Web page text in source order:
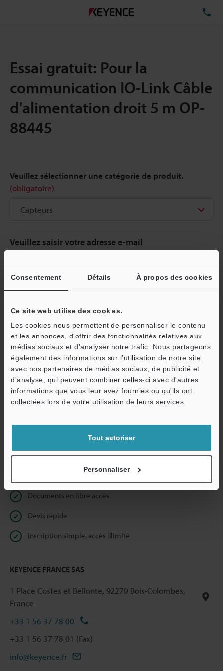
Consentement Détails À propos des cookies
Ce site web utilise des cookies.
Les cookies nous permettent de personnaliser le contenu
et les annonces, d'offrir des fonctionnalités relatives aux
médias sociaux et d'analyser notre trafic. Nous partageons
également des informations sur l'utilisation de notre site
avec nos partenaires de médias sociaux, de publicité et
d'analyse, qui peuvent combiner celles-ci avec d'autres
informations que vous leur avez fournies ou qu'ils ont
collectées lors de votre utilisation de leurs services.
Tout autoriser
Personnaliser
Essai gratuit: Pour la
communication IO-Link Câble
d'alimentation droit 5 m OP-
88445
Veuillez sélectionner une catégorie de produit.
(obligatoire)
Veuillez saisir votre adresse e-mail
Si vous n'êtes pas encore inscrit, veuillez saisir votre adresse
électronique ci-dessous et cliquer sur "Continuer" pour terminer
Adresse e-mail(obligatoire)
Continuer
Confidentialité
Documents en libre accès
Devis rapide
Inscription simple, accès illimité
KEYENCE FRANCE SAS
1 Place Costes et Bellonte, 92270 Bois-Colombes,
France
+33 1 56 37 78 00
+33 1 56 37 78 01 (Fax)
info@keyence.fr